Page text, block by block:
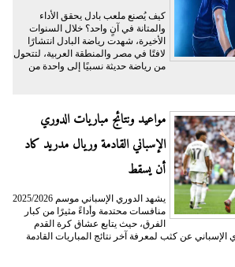
كيف يُصنع ملعب بادل يحقق الأداء
والمتانة في آنٍ واحد؟ خلال السنوات
الأخيرة، شهدت رياضة البادل انتشارًا
لافتًا في مصر والمنطقة العربية، لتتحول
من رياضة حديثة نسبيًا إلى واحدة من
مواعيد ونتائج مباريات الدوري
الإسباني القادمة وريال مدريد كاد
أن يسقط
يشهد الدوري الإسباني موسم 2025/2026
منافسات محتدمة وأداءً مثيرًا من كبار
الفرق، حيث يتابع عشاق كرة القدم
الإسباني عن كثب لمعرفة آخر نتائج المباريات القادمة